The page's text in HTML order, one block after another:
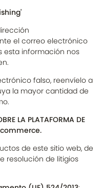
el correo electrónico
esta información nos
falso, reenvíelo a
la mayor cantidad de
LA PLATAFORMA DE
commerce.
de este sitio web, de
resolución de litigios